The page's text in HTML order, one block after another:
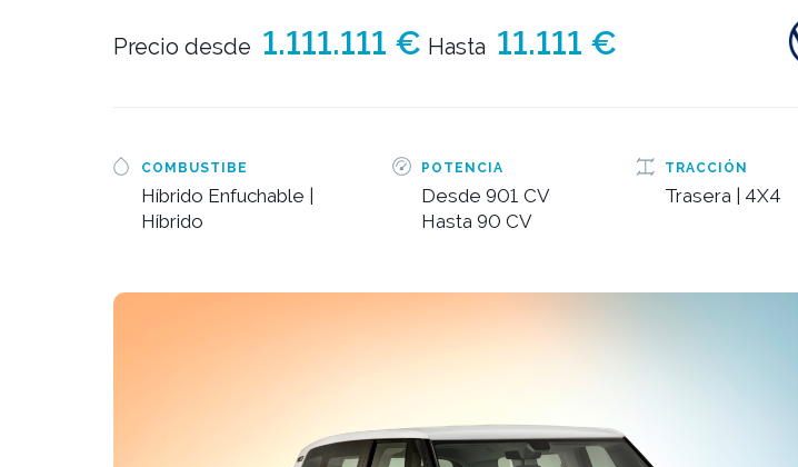
Precio desde 1.111.111 € Hasta 11.111 €
COMBUSTIBE
Híbrido Enfuchable |
Híbrido
POTENCIA
Desde 901 CV
Hasta 90 CV
TRACCIÓN
Trasera | 4X4